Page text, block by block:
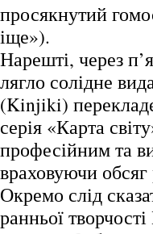
просякнутий
іще»).
Нарешті, через
лягло солідне
(Kinjiki)
серія «Карта
професійним та
враховуючи
Окремо слід
ранньої